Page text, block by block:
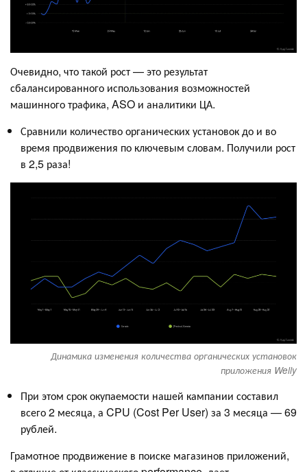
Очевидно, что такой рост — это результат
сбалансированного использования возможностей
машинного трафика, ASO и аналитики ЦА.
Сравнили количество органических установок до и во
время продвижения по ключевым словам. Получили рост
в 2,5 раза!
Динамика изменения количества органических установок
приложения Welly
При этом срок окупаемости нашей кампании составил
всего 2 месяца, а CPU (Cost Per User) за 3 месяца — 69
рублей.
Грамотное продвижение в поиске магазинов приложений,